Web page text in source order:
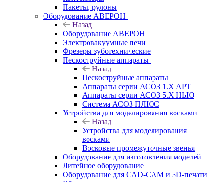
Пакеты, рулоны
Оборудование АВЕРОН
Назад
Оборудование АВЕРОН
Электровакуумные печи
Фрезеры зуботехнические
Пескоструйные аппараты
Назад
Пескоструйные аппараты
Аппараты серии АСОЗ 1.Х АРТ
Аппараты серии АСОЗ 5.Х НЬЮ
Система АСОЗ ПЛЮС
Устройства для моделирования восками
Назад
Устройства для моделирования
восками
Восковые промежуточные звенья
Оборудование для изготовления моделей
Литейное оборудование
Оборудование для CAD-CAM и 3D-печати